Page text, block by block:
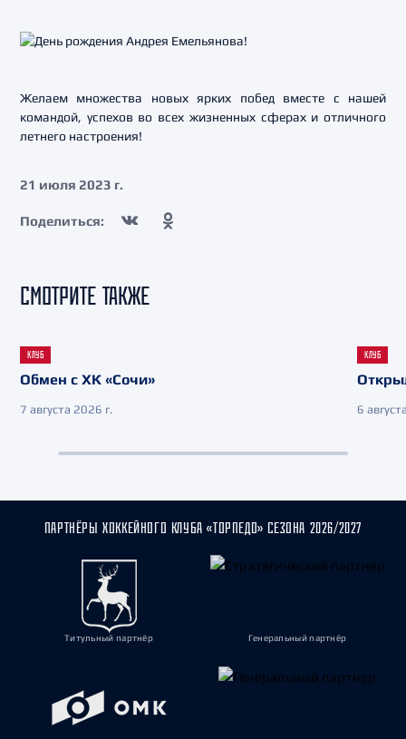
Желаем множества новых ярких побед вместе с нашей
командой, успехов во всех жизненных сферах и отличного
летнего настроения!
21 июля 2023 г.
Поделиться:
СМОТРИТЕ ТАКЖЕ
КЛУБ
Обмен с ХК «Сочи»
7 августа 2026 г.
КЛУБ
6
ПАРТНЁРЫ ХОККЕЙНОГО КЛУБА «ТОРПЕДО» СЕЗОНА 2026/2027
Титульный партнёр Генеральный партнёр